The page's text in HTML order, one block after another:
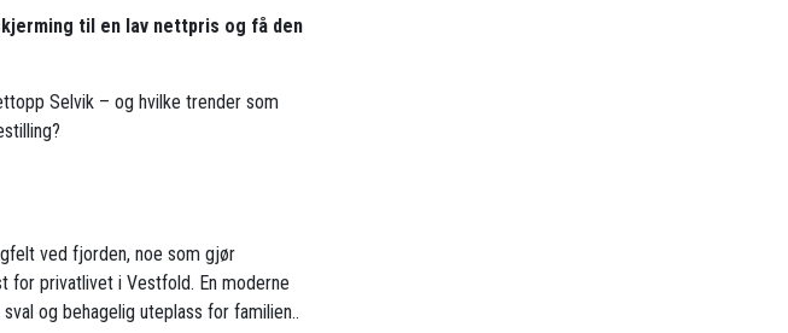
til en lav nettpris og få den
Selvik – og hvilke trender som
ved fjorden, noe som gjør
for privatlivet i Vestfold. En moderne
og behagelig uteplass for familien..